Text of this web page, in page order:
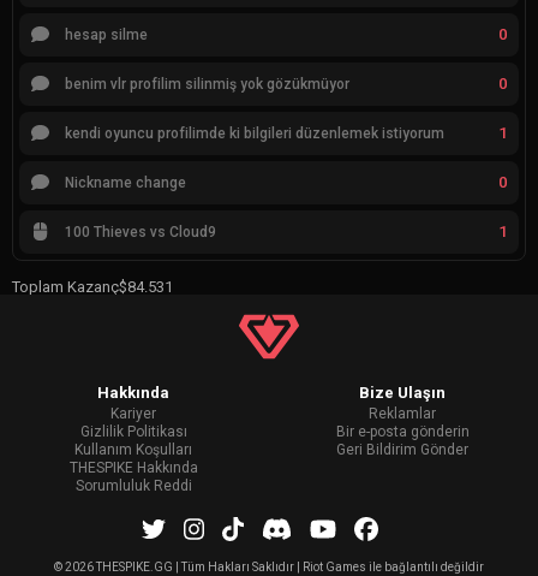
hesap silme 0
benim vlr profilim silinmiş yok gözükmüyor 0
kendi oyuncu profilimde ki bilgileri düzenlemek istiyorum 1
Nickname change 0
100 Thieves vs Cloud9 1
Toplam Kazanç$84.531
Hakkında
Kariyer
Gizlilik Politikası
Kullanım Koşulları
THESPIKE Hakkında
Sorumluluk Reddi
Bize Ulaşın
Reklamlar
Bir e-posta gönderin
Geri Bildirim Gönder
©2026 THESPIKE.GG | Tüm Hakları Saklıdır | Riot Games ile bağlantılı değildir